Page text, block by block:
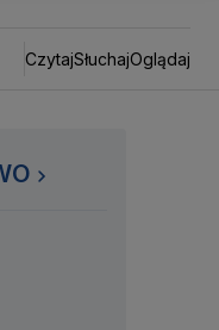
CzytajSłuchajOglądaj